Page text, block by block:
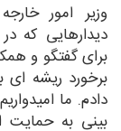
وزیر امور
دیدارهایی که
برای گفتگو و
برخورد ریشه ای
دادم. ما
بینی به حمایت